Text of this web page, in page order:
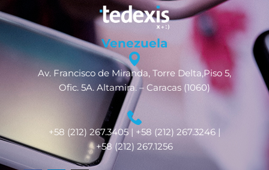
Venezuela
Av. Francisco de Miranda, Torre Delta,Piso 5,
Ofic. 5A. Altamira. – Caracas (1060)
+58 (212) 267.3405 | +58 (212) 267.3246 |
+58 (212) 267.1256